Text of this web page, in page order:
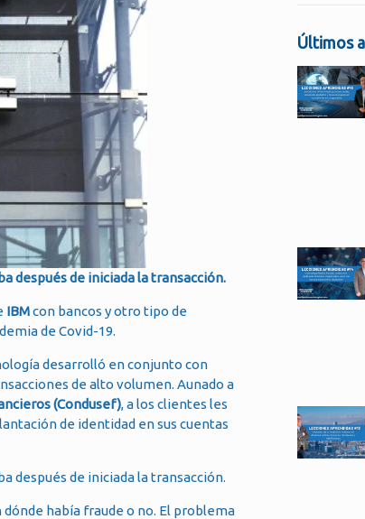
después de iniciada la transacción.
IBMcon bancos y otro tipo de
de Covid-19.
desarrolló en conjunto con
de alto volumen. Aunado a
(Condusef), a los clientes les
de identidad en sus cuentas
después de iniciada la transacción.
había fraude o no. El problema
Últimos